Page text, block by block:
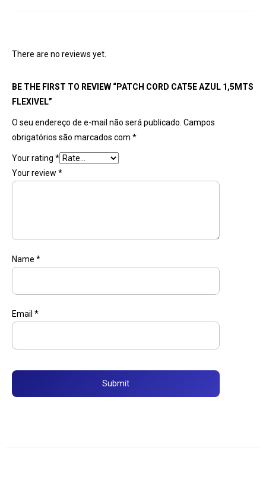
There are no reviews yet.
BE THE FIRST TO REVIEW “PATCH CORD CAT5E AZUL 1,5MTS
FLEXIVEL”
O seu endereço de e-mail não será publicado. Campos
obrigatórios são marcados com *
Your rating *
Your review *
Name *
Email *